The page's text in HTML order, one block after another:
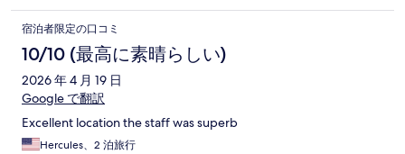
宿泊者限定の口コミ
10/10 (最高に素晴らしい)
2026 年 4 月 19 日
Google で翻訳
Excellent location the staff was superb
Hercules、2 泊旅行